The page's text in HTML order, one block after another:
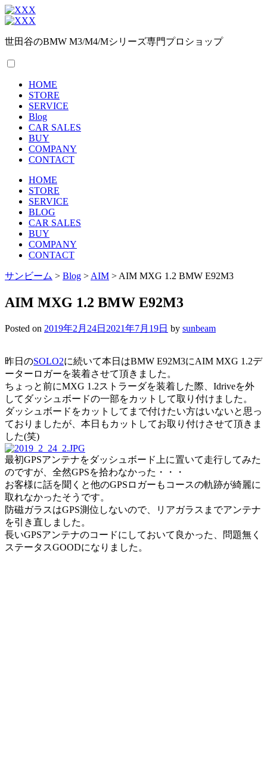
世田谷のBMW M3/M4/Mシリーズ専門プロショップ
HOME
STORE
SERVICE
Blog
CAR SALES
BUY
COMPANY
CONTACT
HOME
STORE
SERVICE
BLOG
CAR SALES
BUY
COMPANY
CONTACT
サンビーム > Blog > AIM > AIM MXG 1.2 BMW E92M3
AIM MXG 1.2 BMW E92M3
Posted on 2019年2月24日 2021年7月19日 by sunbeam
昨日のSOLO2に続いて本日はBMW E92M3にAIM MXG 1.2デ
ーターロガーを装着させて頂きました。
ちょっと前にMXG 1.2ストラーダを装着した際、Idriveを外
してダッシュボードの一部をカットして取り付けました。
ダッシュボードをカットしてまで付けたい方はいないと思っ
ておりましたが、本日もカットしてお取り付けさせて頂きま
した(笑)
最初GPSアンテナをダッシュボード上に置いて走行してみた
のですが、全然GPSを拾わなかった・・・
お客様に話を聞くと他のGPSロガーもコースの軌跡が綺麗に
取れなかったそうです。
防磁ガラスはGPS測位しないので、リアガラスまでアンテナ
を引き直しました。
長いGPSアンテナのコードにしておいて良かった、問題無く
ステータスGOODになりました。